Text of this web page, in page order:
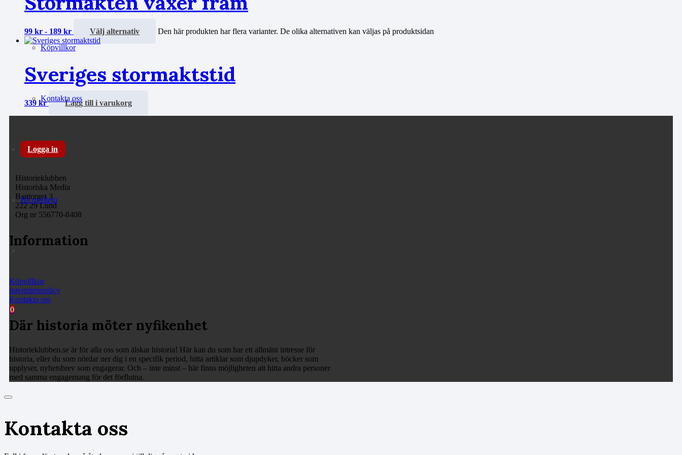
Köpvillkor
Kontakta oss
Logga in
Bli medlem
0
99 kr - 189 kr Välj alternativ Den här produkten har flera varianter. De olika alternativen kan väljas på produktsidan
Sveriges stormaktstid
339 kr Lägg till i varukorg
Historieklubben
Historiska Media
Bantorget 3
222 29 Lund
Org nr 556770-8408
Information
Köpvillkor
Integritetspolicy
Kontakta oss
Där historia möter nyfikenhet
Historieklubben.se är för alla oss som älskar historia! Här kan du som har ett allmänt intresse för
historia, eller du som nördar ner dig i en specifik period, hitta artiklar som djupdyker, böcker som
upplyser, nyhetsbrev som engagerar. Och – inte minst – här finns möjligheten att hitta andra personer
med samma engagemang för det förflutna.
Kontakta oss